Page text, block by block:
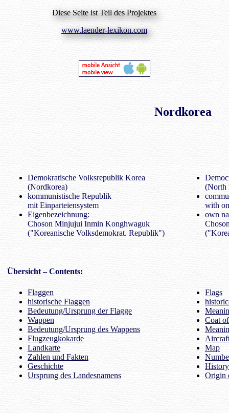
Diese Seite ist Teil des Projektes
www.laender-lexikon.com
Nordkorea
Demokratische Volksrepublik Korea
(Nordkorea)
kommunistische Republik
mit Einparteiensystem
Eigenbezeichnung:
Choson Minjujui Inmin Konghwaguk
("Koreanische Volksdemokrat. Republik")
(North
with
own
Übersicht– Contents:
Flaggen
historische Flaggen
Bedeutung/Ursprung der Flagge
Wappen
Bedeutung/Ursprung des Wappens
Flugzeugkokarde
Landkarte
Zahlen und Fakten
Geschichte
Ursprung des Landesnamens
Flags
Coat
Map
History
Origin